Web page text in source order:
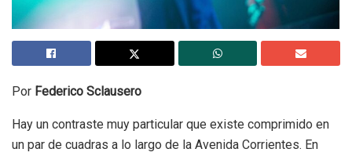
Por Federico Sclausero
Hay un contraste muy particular que existe comprimido en
un par de cuadras a lo largo de la Avenida Corrientes. En